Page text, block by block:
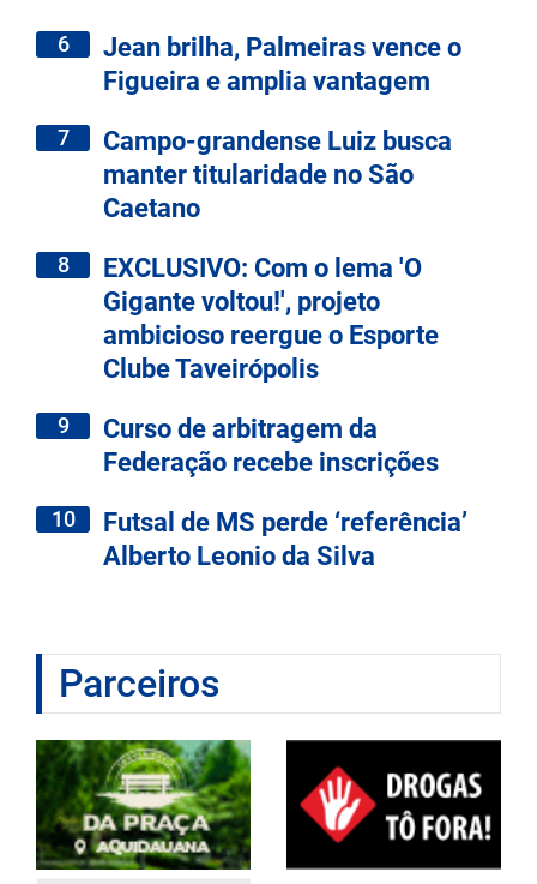
6
Jean brilha, Palmeiras vence o
Figueira e amplia vantagem
7
Campo-grandense Luiz busca
manter titularidade no São
Caetano
8
EXCLUSIVO: Com o lema 'O
Gigante voltou!', projeto
ambicioso reergue o Esporte
Clube Taveirópolis
9
Curso de arbitragem da
Federação recebe inscrições
10
Futsal de MS perde ‘referência’
Alberto Leonio da Silva
Parceiros